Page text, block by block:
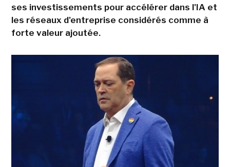
ses investissements pour accélérer dans l'IA et
les réseaux d'entreprise considérés comme à
forte valeur ajoutée.